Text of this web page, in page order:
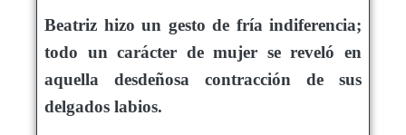
Beatriz hizo un gesto de fría indiferencia;
todo un carácter de mujer se reveló en
aquella desdeñosa contracción de sus
delgados labios.